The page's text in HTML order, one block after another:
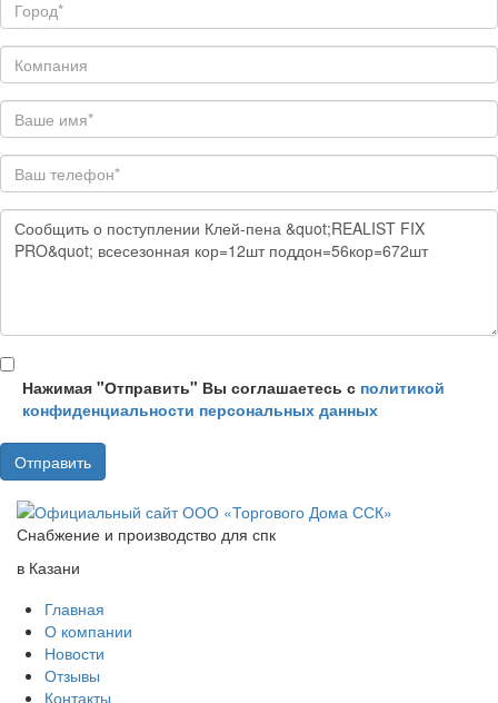
Нажимая "Отправить" Вы соглашаетесь с политикой
конфиденциальности персональных данных
Снабжение и производство для спк
в Казани
Главная
О компании
Новости
Отзывы
Контакты